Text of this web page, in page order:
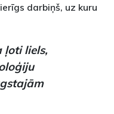
darbiņš, uz kuru
ļoti liels,